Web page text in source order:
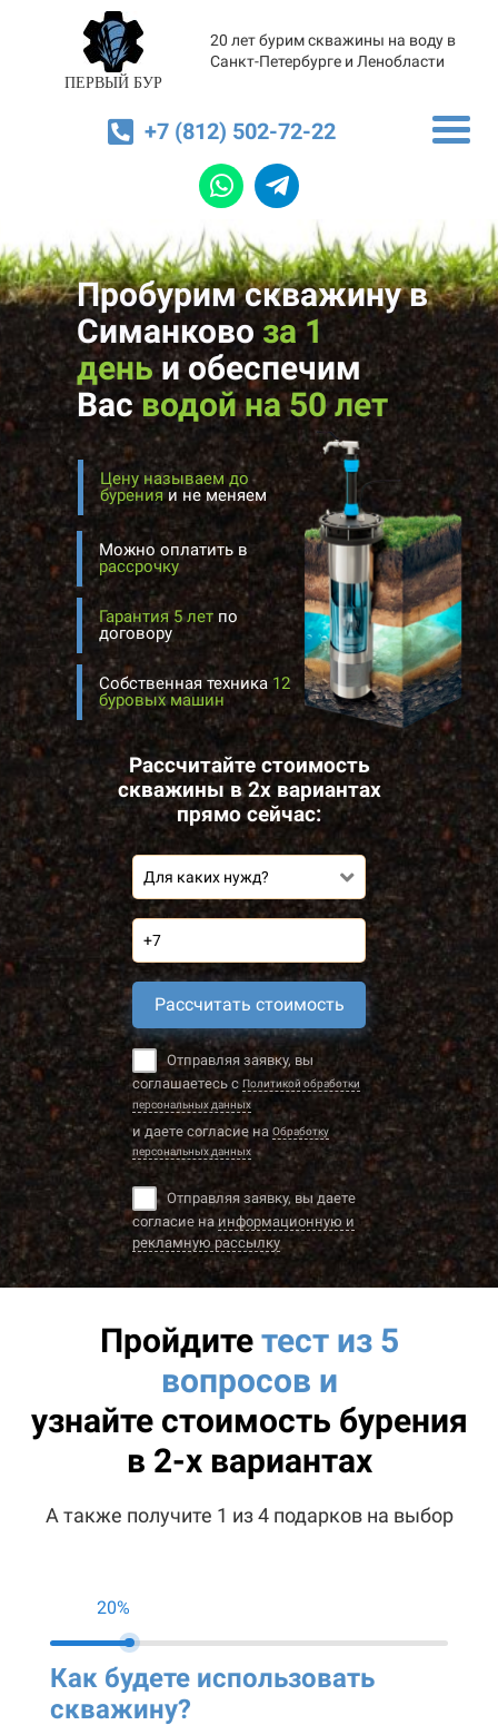
ПЕРВЫЙ БУР
20 лет бурим скважины на воду в
Санкт-Петербурге и Ленобласти
+7 (812) 502-72-22
Пробурим скважину в
Симанково за 1
деньиобеспечим
Васводой на 50 лет
Цену называем до
буренияи не меняем
Собственная техника 12
буровых машин
Можно оплатить в
рассрочку
Рассчитайте стоимость
скважины в 2х вариантах
прямо сейчас:
Для каких нужд?
Рассчитать стоимость
Отправляя заявку, вы
соглашаетесь с Политикой обработки
персональных данных
и даете согласие на Обработку
персональных данных
Отправляя заявку, вы даете
согласие наинформационную и
рекламную рассылку
Гарантия 5 лет по
договору
Пройдитетест из 5
вопросов и
узнайте стоимость бурения
в 2-х вариантах
А также получите 1 из 4 подарков на выбор
20%
Как будете использовать
скважину?